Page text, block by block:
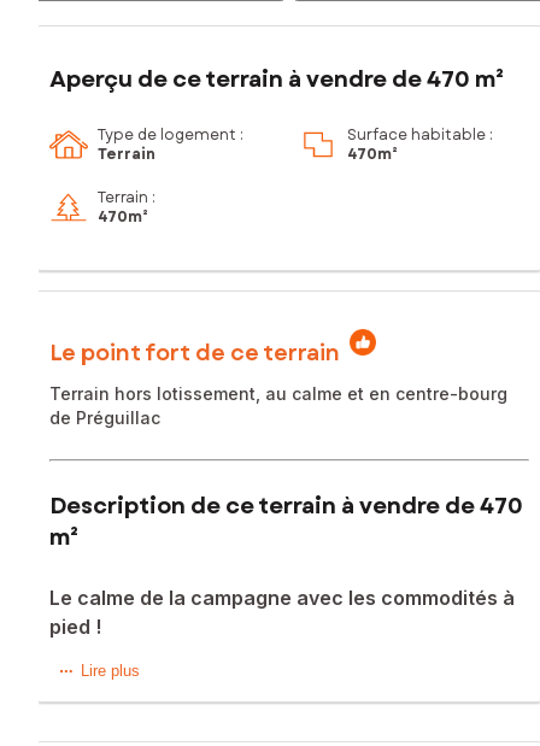
Aperçu de ce terrain à vendre de 470 m²
Type de logement :
Terrain
Surface habitable :
470m²
Terrain :
470m²
Le point fort de ce terrain
Terrain hors lotissement, au calme et en centre-bourg
de Préguillac
Description de ce terrain à vendre de 470
m²
Le calme de la campagne avec les commodités à
pied !
Vous rêvez de calme sans renoncer à la commodité ? Situé
Lire plus